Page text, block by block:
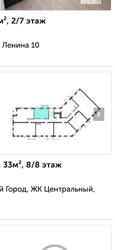
2/7 этаж
10
›
33м², 8/8 этаж
Город, ЖК Центральный,